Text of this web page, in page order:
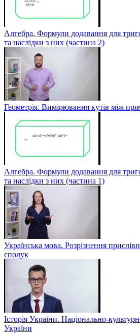
Алгебра. Формули додавання для
та наслідки з них (частина 2)
Геометрія. Вимірювання кутів між
Алгебра. Формули додавання для
та наслідки з них (частина 1)
Українська мова. Розрізнення
сполук
Історія України. Національно-
України